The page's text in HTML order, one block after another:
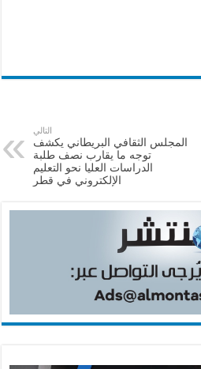
التالي
المجلس الثقافي البريطاني يكشف
توجه ما يقارب نصف طلبة
الدراسات العليا نحو التعليم
الإلكتروني في قطر